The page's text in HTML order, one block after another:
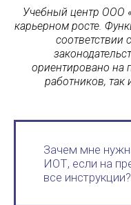
Учебный центр ООО
карьерном росте.
ориентировано на
работников, так
Зачем мне
ИОТ, если на
все инструкции?